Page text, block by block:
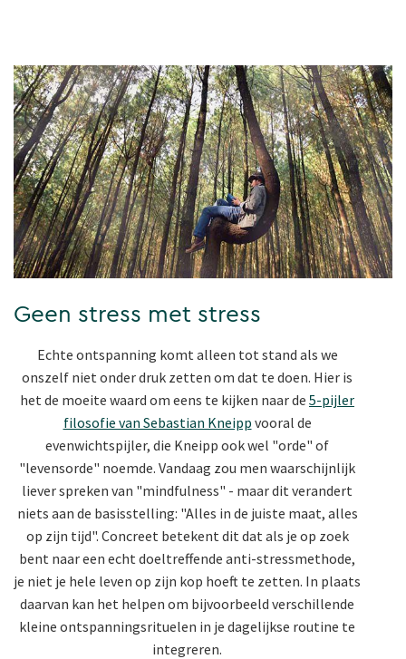
Geen stress met stress
Echte ontspanning komt alleen tot stand als we
onszelf niet onder druk zetten om dat te doen. Hier is
het de moeite waard om eens te kijken naar de 5-pijler
filosofie van Sebastian Kneipp vooral de
evenwichtspijler, die Kneipp ook wel "orde" of
"levensorde" noemde. Vandaag zou men waarschijnlijk
liever spreken van "mindfulness" - maar dit verandert
niets aan de basisstelling: "Alles in de juiste maat, alles
op zijn tijd". Concreet betekent dit dat als je op zoek
bent naar een echt doeltreffende anti-stressmethode,
je niet je hele leven op zijn kop hoeft te zetten. In plaats
daarvan kan het helpen om bijvoorbeeld verschillende
kleine ontspanningsrituelen in je dagelijkse routine te
integreren.